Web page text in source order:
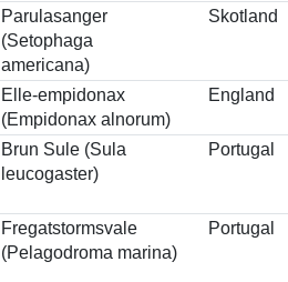
Parulasanger
(Setophaga
americana)
Skotland
Elle-empidonax
(Empidonax alnorum)
England
Brun Sule (Sula
leucogaster)
Portugal
Fregatstormsvale
(Pelagodroma marina)
Portugal